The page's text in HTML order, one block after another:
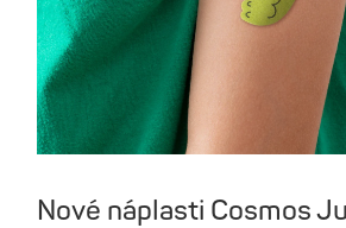
Nové náplasti Cosmos